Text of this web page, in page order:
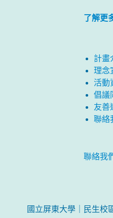
了解更
計畫
理念
活動
倡議
友善
聯絡
聯絡我
國立屏東大學｜民生校